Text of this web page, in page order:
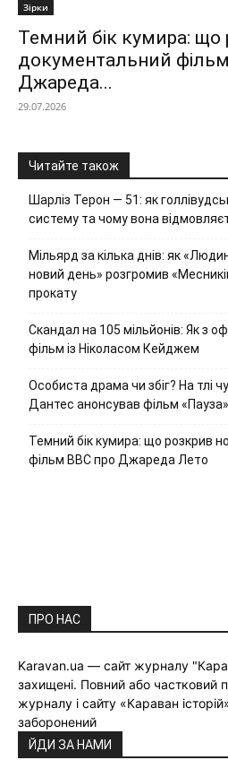
Зірки
Темний бік кумира: що
документальний
Джареда...
29.07.2026
Читайте також
Шарліз Терон — 51: як
систему та чому вона
Мільярд за кілька днів: як
новий день» розгромив
прокату
Скандал на 105 мільйонів: Як з
фільм із Ніколасом Кейджем
Особиста драма чи збіг? На тлі
Дантес анонсував фільм «Пауза»
Темний бік кумира: що розкрив
фільм ВВС про Джареда Лето
ПРО НАС
Karavan.ua — сайт журналу
захищені. Повний або частковий
журналу і сайту «Караван
заборонений
ЙДИ ЗА НАМИ